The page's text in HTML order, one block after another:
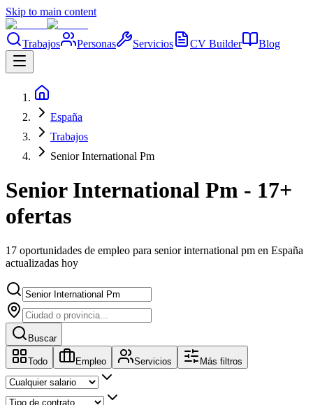
Skip to main content
Trabajos Personas Servicios CV Builder Blog
España
Trabajos
Senior International Pm
Senior International Pm - 17+
ofertas
17 oportunidades de empleo para senior international pm en España
actualizadas hoy
Buscar
Todo Empleo Servicios Más filtros